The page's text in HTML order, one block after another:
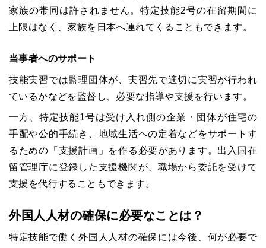
家族の帯同は許されません。特定技能2号の在留期間に
上限はなく、家族を日本へ連れてくることもできます。
当事者へのサポート
技能実習では監理団体が、実習先で適切に実習が行われ
ているかなどを監督し、必要な指導や支援を行います。
一方、特定技能1号は受け入れ側の企業・団体が住宅の
手配や公的手続き、地域生活への定着などをサポートす
るための「支援計画」を作る必要があります。出入国在
留管理庁に登録した支援機関が、職場から委託を受けて
支援を代行することもできます。
外国人人材の確保に必要なことは？
特定技能で働く外国人人材の確保には今後、何が必要で